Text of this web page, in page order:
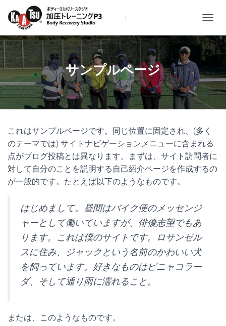
ビ
ゲ
ー
ョ
ン
を
え
サンプルページ
これはサンプルページです。同じ位置に固定され、(多く
のテーマでは) サイトナビゲーションメニューに含まれる
点がブログ投稿とは異なります。まずは、サイト訪問者に
対して自分のことを説明する自己紹介ページを作成するの
が一般的です。たとえば以下のようなものです。
はじめまして。昼間はバイク便のメッセンジ
ャーとして働いていますが、俳優志望でもあ
ります。これは僕のサイトです。ロサンゼル
スに住み、ジャックという名前のかわいい犬
を飼っています。好きなものはピニャコラー
ダ、そして通り雨に濡れること。
または、このようなものです。